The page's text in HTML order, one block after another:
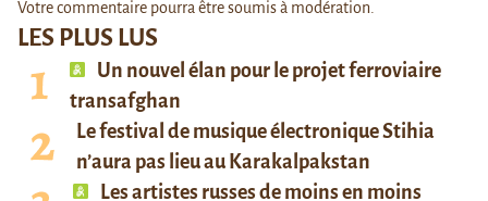
LES PLUS LUS
Un nouvel élan pour le projet ferroviaire
transafghan
Le festival de musique électronique Stihia
n’aura pas lieu au Karakalpakstan
Les artistes russes de moins en moins
Votre commentaire pourra être soumis à modération.